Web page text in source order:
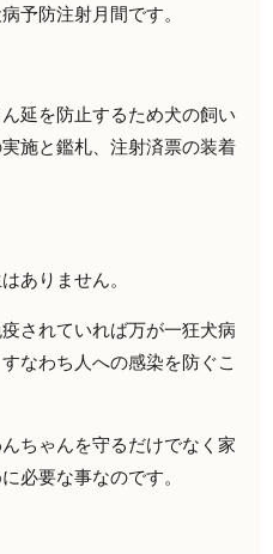
予防注射月間です。
延を防止するため犬の飼い
施と鑑札、注射済票の装着
ありません。
されていれば万が一狂犬病
なわち人への感染を防ぐこ
ちゃんを守るだけでなく家
必要な事なのです。